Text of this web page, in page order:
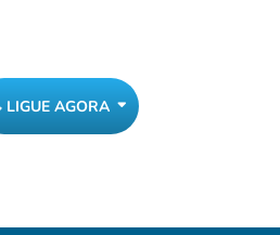
LIGUE AGORA